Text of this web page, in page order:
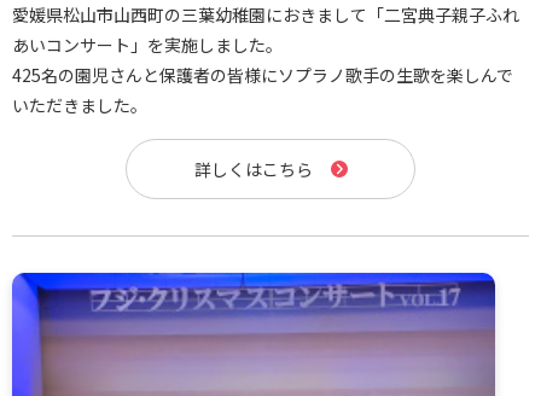
愛媛県松山市山西町の三葉幼稚園におきまして「二宮典子親子ふれ
あいコンサート」を実施しました。
425名の園児さんと保護者の皆様にソプラノ歌手の生歌を楽しんで
いただきました。
詳しくはこちら